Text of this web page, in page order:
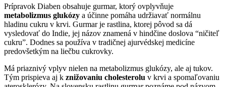
Prípravok Diaben obsahuje gurmar, ktorý ovplyvňuje
metabolizmus glukózy a účinne pomáha udržiavať normálnu
hladinu cukru v krvi. Gurmar je rastlina, ktorej pôvod sa dá
vysledovať do Indie, jej názov znamená v hindčine doslova “ničiteľ
cukru”. Dodnes sa používa v tradičnej ajurvédskej medicíne
predovšetkým na liečbu cukrovky.
Má priaznivý vplyv nielen na metabolizmus glukózy, ale aj tukov.
Tým prispieva aj k znižovaniu cholesterolu v krvi a spomaľovaniu